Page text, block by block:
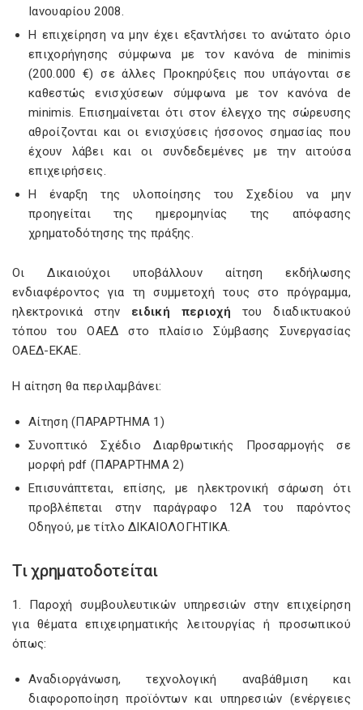
Ιανουαρίου 2008.
Η επιχείρηση να μην έχει εξαντλήσει το ανώτατο όριο
επιχορήγησης σύμφωνα με τον κανόνα de minimis
(200.000 €) σε άλλες Προκηρύξεις που υπάγονται σε
καθεστώς ενισχύσεων σύμφωνα με τον κανόνα de
minimis. Επισημαίνεται ότι στον έλεγχο της σώρευσης
αθροίζονται και οι ενισχύσεις ήσσονος σημασίας που
έχουν λάβει και οι συνδεδεμένες με την αιτούσα
επιχειρήσεις.
Η έναρξη της υλοποίησης του Σχεδίου να μην
προηγείται της ημερομηνίας της απόφασης
χρηματοδότησης της πράξης.
Οι Δικαιούχοι υποβάλλουν αίτηση εκδήλωσης
ενδιαφέροντος για τη συμμετοχή τους στο πρόγραμμα,
ηλεκτρονικά στην ειδική περιοχή του διαδικτυακού
τόπου του ΟΑΕΔ στο πλαίσιο Σύμβασης Συνεργασίας
ΟΑΕΔ-ΕΚΑΕ.
Η αίτηση θα περιλαμβάνει:
Αίτηση (ΠΑΡΑΡΤΗΜΑ 1)
Συνοπτικό Σχέδιο Διαρθρωτικής Προσαρμογής σε
μορφή pdf (ΠΑΡΑΡΤΗΜΑ 2)
Επισυνάπτεται, επίσης, με ηλεκτρονική σάρωση ότι
προβλέπεται στην παράγραφο 12Α του παρόντος
Οδηγού, με τίτλο ΔΙΚΑΙΟΛΟΓΗΤΙΚΑ.
Τι χρηματοδοτείται
1. Παροχή συμβουλευτικών υπηρεσιών στην επιχείρηση
για θέματα επιχειρηματικής λειτουργίας ή προσωπικού
όπως:
Αναδιοργάνωση, τεχνολογική αναβάθμιση και
διαφοροποίηση προϊόντων και υπηρεσιών (ενέργειες